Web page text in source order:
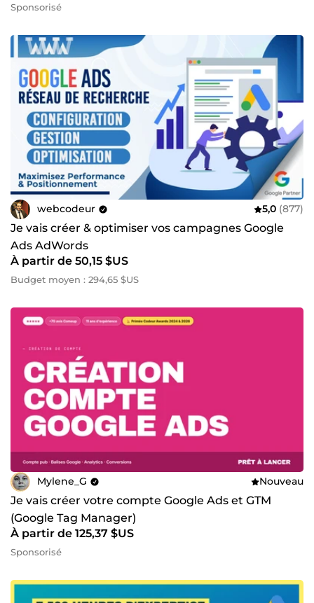
Sponsorisé
webcodeur 5,0 (877)
Je vais créer & optimiser vos campagnes Google
Ads AdWords
À partir de 50,15 $US
Budget moyen : 294,65 $US
Mylene_G Nouveau
Je vais créer votre compte Google Ads et GTM
(Google Tag Manager)
À partir de 125,37 $US
Sponsorisé